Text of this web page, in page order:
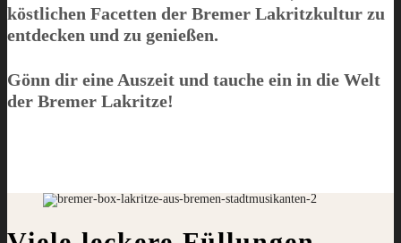
köstlichen Facetten der Bremer Lakritzkultur zu
entdecken und zu genießen.
Gönn dir eine Auszeit und tauche ein in die Welt
der Bremer Lakritze!